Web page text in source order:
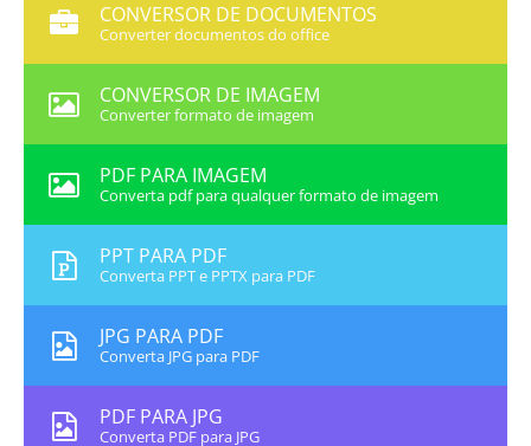
CONVERSOR DE DOCUMENTOS
Converter documentos do office
CONVERSOR DE IMAGEM
Converter formato de imagem
PDF PARA IMAGEM
Converta pdf para qualquer formato de imagem
PPT PARA PDF
Converta PPT e PPTX para PDF
JPG PARA PDF
Converta JPG para PDF
PDF PARA JPG
Converta PDF para JPG